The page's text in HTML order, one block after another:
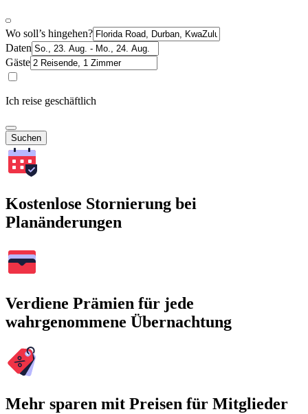
Wo soll’s hingehen?
Daten
Gäste
Ich reise geschäftlich
Suchen
Kostenlose Stornierung bei
Planänderungen
Verdiene Prämien für jede
wahrgenommene Übernachtung
Mehr sparen mit Preisen für Mitglieder